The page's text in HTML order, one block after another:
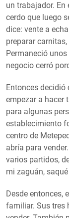
un trabajador. En
cerdo que luego
dice: vente a
preparar
Permaneció
negocio cerró
Entonces decidió
empezar a hacer
para algunas
establecimiento
centro de
abría para
varios partidos,
mi zaguán,
Desde entonces,
familiar. Sus tres